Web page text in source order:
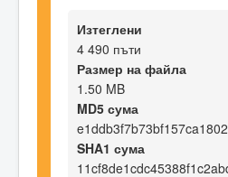
Изтеглени
4 490 пъти
Размер на файла
1.50 MB
MD5 сума
SHA1 сума